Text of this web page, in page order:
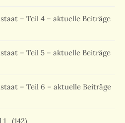
– Teil 4 – aktuelle Beiträge
– Teil 5 – aktuelle Beiträge
– Teil 6 – aktuelle Beiträge
1 (142)